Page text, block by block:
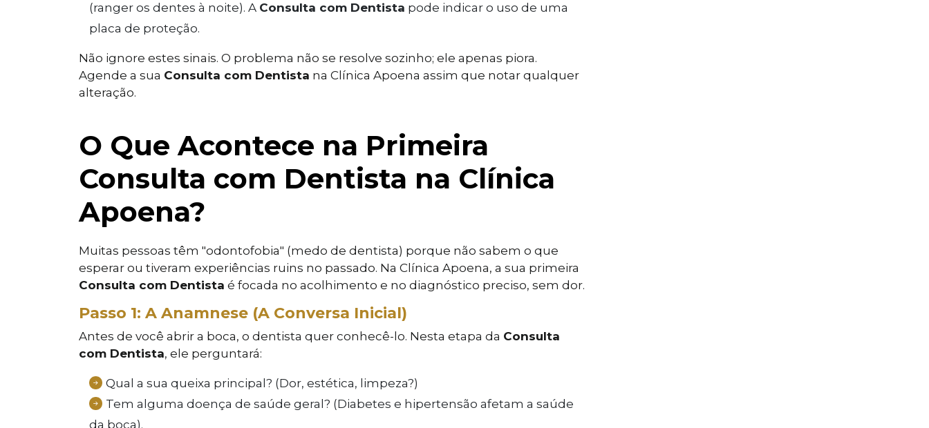
(ranger os dentes à noite). A Consulta com Dentista pode indicar o uso de uma
placa de proteção.
Não ignore estes sinais. O problema não se resolve sozinho; ele apenas piora.
Agende a sua Consulta com Dentista na Clínica Apoena assim que notar qualquer
alteração.
O Que Acontece na Primeira
Consulta com Dentista na Clínica
Apoena?
Muitas pessoas têm "odontofobia" (medo de dentista) porque não sabem o que
esperar ou tiveram experiências ruins no passado. Na Clínica Apoena, a sua primeira
Consulta com Dentista é focada no acolhimento e no diagnóstico preciso, sem dor.
Passo 1: A Anamnese (A Conversa Inicial)
Antes de você abrir a boca, o dentista quer conhecê-lo. Nesta etapa da Consulta
com Dentista, ele perguntará:
Qual a sua queixa principal? (Dor, estética, limpeza?)
Tem alguma doença de saúde geral? (Diabetes e hipertensão afetam a saúde
da boca).